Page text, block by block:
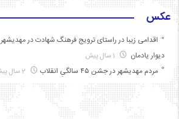
عکس
اقدامی زیبا در راستای ترویج فرهنگ شهادت در
دیوار یادمان
مردم مهدیشهر در جشن ۴۵ سالگیِ انقلاب